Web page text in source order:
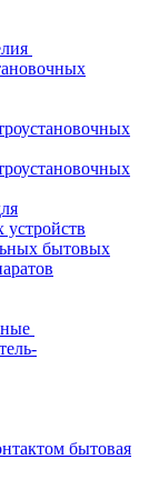
устройств
бытовых
бытовая